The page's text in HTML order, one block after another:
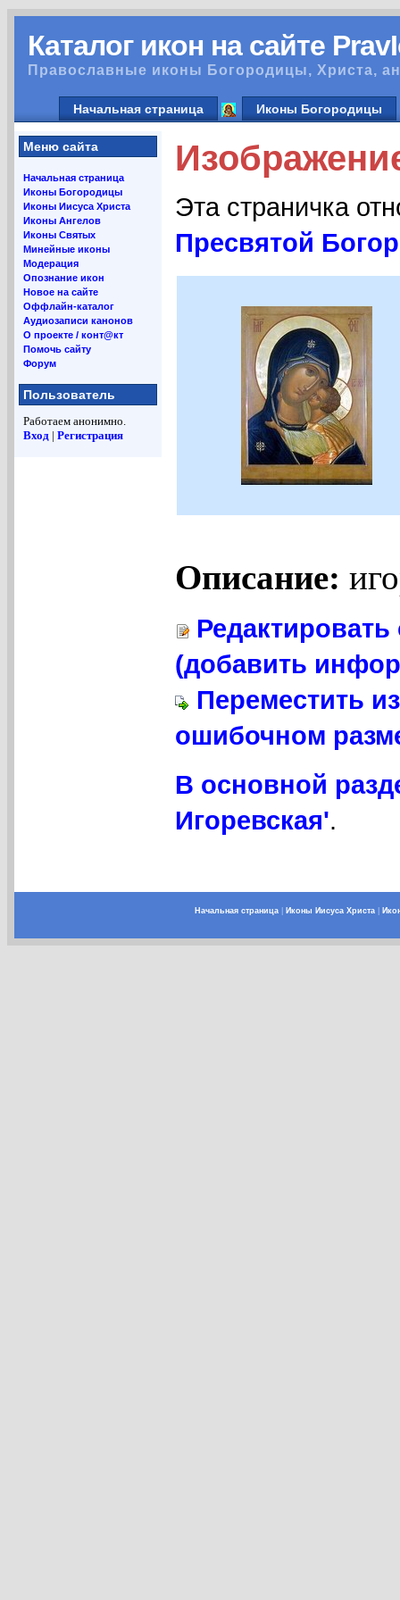
Каталог икон на сайте
Православные иконы Богородицы, Христа,
Начальная страница Иконы Богородицы
Меню сайта
Начальная страница
Иконы Богородицы
Иконы Иисуса Христа
Иконы Ангелов
Иконы Святых
Минейные иконы
Модерация
Опознание икон
Новое на сайте
Оффлайн-каталог
Аудиозаписи канонов
О проекте / конт@кт
Помочь сайту
Форум
Пользователь
Работаем анонимно.
Вход | Регистрация
Эта страничка
Пресвятой
Описание:
(добавить
Переместить
ошибочном
В основной
Игоревская'.
Начальная страница| Иконы Иисуса Христа|